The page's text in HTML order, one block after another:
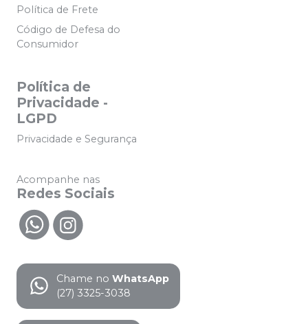
Política de Frete
Código de Defesa do
Consumidor
Política de
Privacidade -
LGPD
Privacidade e Segurança
Acompanhe nas
Redes Sociais
Chame no WhatsApp
(27) 3325-3038